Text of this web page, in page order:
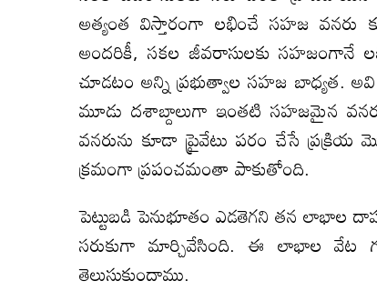
అత్యంత విస్తారంగా లభించే సహజ
అందరికీ, సకల జీవరాసులకు సహజంగానే
చూడటం అన్ని ప్రభుత్వాల సహజ బాధ్యత.
మూడు దశాబ్దాలుగా ఇంతటి సహజమైన
వనరును కూడా ప్రైవేటు పరం చేసే
క్రమంగా ప్రపంచమంతా పాకుతోంది.
పెట్టుబడి పెనుభూతం ఎడతెగని తన లాభాల
సరుకుగా మార్చివేసింది. ఈ లాభాల వేట
తెలుసుకుందాము.